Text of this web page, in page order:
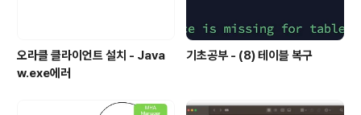
오라클 클라이언트 설치 - Java
w.exe에러
기초공부 - (8) 테이블 복구